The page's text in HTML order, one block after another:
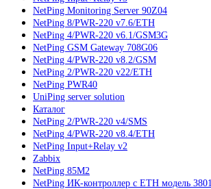
NetPing Monitoring Server 90Z04
NetPing 8/PWR-220 v7.6/ETH
NetPing 4/PWR-220 v6.1/GSM3G
NetPing GSM Gateway 708G06
NetPing 4/PWR-220 v8.2/GSM
NetPing 2/PWR-220 v22/ETH
NetPing PWR40
UniPing server solution
Каталог
NetPing 2/PWR-220 v4/SMS
NetPing 4/PWR-220 v8.4/ETH
NetPing Input+Relay v2
Zabbix
NetPing 85M2
NetPing ИК-контроллер с ETH модель 3801